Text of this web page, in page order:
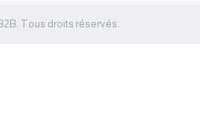
Tous droits réservés.